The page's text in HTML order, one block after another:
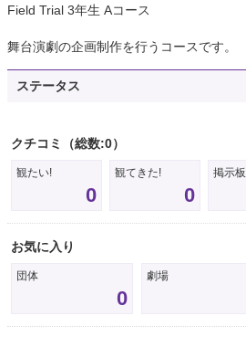
Field Trial 3年生 Aコース
舞台演劇の企画制作を行うコースです。
ステータス
クチコミ （総数:0）
観たい!
0
観てきた!
0
掲示板
お気に入り
団体
0
劇場